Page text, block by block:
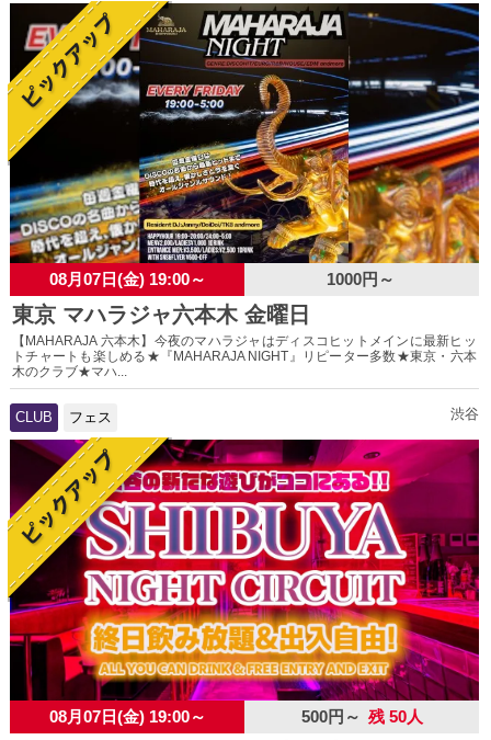
08月07日(金) 19:00～ 1000円～
東京 マハラジャ六本木 金曜日
【MAHARAJA 六本木】今夜のマハラジャはディスコヒットメインに最新ヒッ
トチャートも楽しめる★『MAHARAJA NIGHT』リピーター多数★東京・六本
木のクラブ★マハ...
CLUB フェス 渋谷
08月07日(金) 19:00～ 500円～ 残 50人